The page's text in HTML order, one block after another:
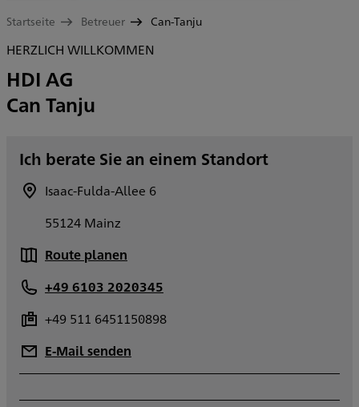
Startseite Betreuer Can-Tanju
HERZLICH WILLKOMMEN
HDI AG
Can Tanju
Ich berate Sie an einem Standort
Isaac-Fulda-Allee 6
55124 Mainz
Route planen
+49 6103 2020345
+49 511 6451150898
E-Mail senden